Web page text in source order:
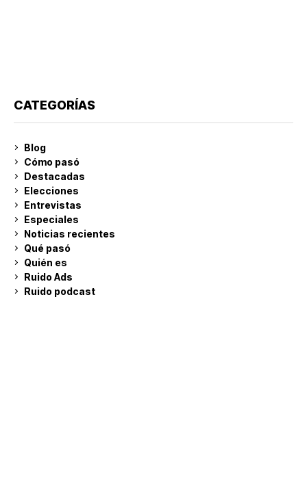
CATEGORÍAS
Blog
Cómo pasó
Destacadas
Elecciones
Entrevistas
Especiales
Noticias recientes
Qué pasó
Quién es
Ruido Ads
Ruido podcast